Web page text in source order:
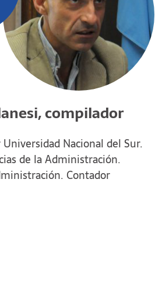
compilador
Nacional del Sur.
de la Administración.
Contador